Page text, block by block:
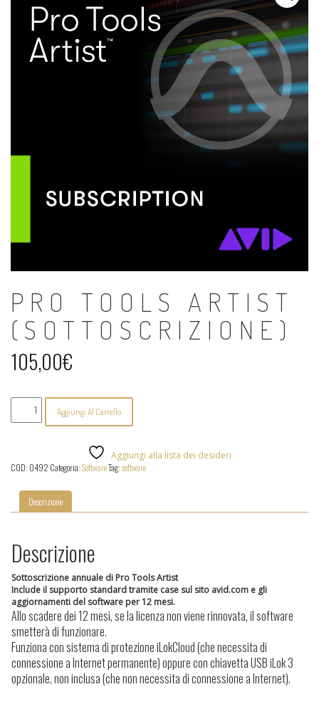
PRO TOOLS ARTIST
(SOTTOSCRIZIONE)
105,00€
Artist
Aggiungi Al Carrello
Aggiungi alla lista dei desideri
COD: 0492 Categoria:SoftwareTag:software
Descrizione
Descrizione
Sottoscrizione annuale di Pro Tools Artist
Include il supporto standard tramite case sul sito avid.com e gli
aggiornamenti del software per 12 mesi.
Allo scadere dei 12 mesi, se la licenza non viene rinnovata, il software
smetterà di funzionare.
Funziona con sistema di protezione iLokCloud (che necessita di
connessione a Internet permanente) oppure con chiavetta USB iLok 3
opzionale, non inclusa (che non necessita di connessione a Internet).